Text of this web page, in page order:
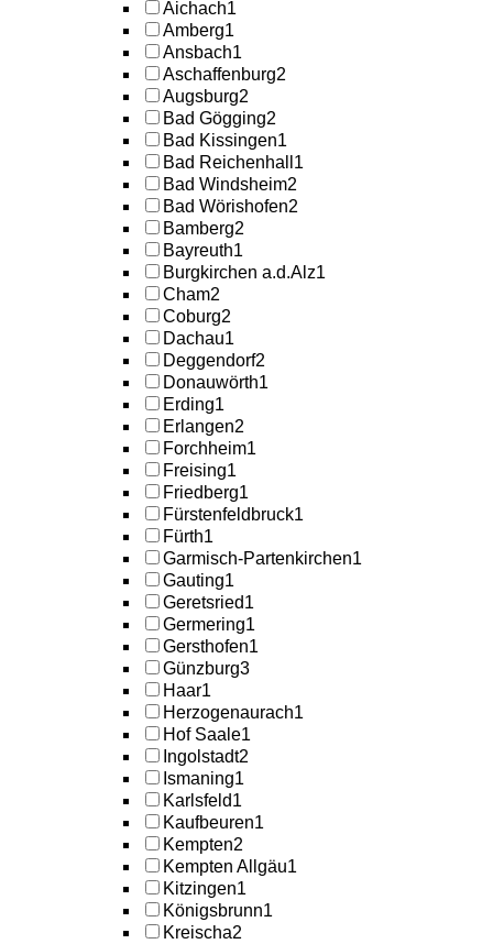
Aichach1
Amberg1
Ansbach1
Aschaffenburg2
Augsburg2
Bad Gögging2
Bad Kissingen1
Bad Reichenhall 1
Bad Windsheim2
Bad Wörishofen2
Bamberg2
Bayreuth1
Burgkirchen a.d.Alz1
Cham2
Coburg2
Dachau1
Deggendorf2
Donauwörth1
Erding1
Erlangen2
Forchheim1
Freising1
Friedberg1
Fürstenfeldbruck1
Fürth1
Garmisch-Partenkirchen1
Gauting1
Geretsried1
Germering1
Gersthofen1
Günzburg3
Haar1
Herzogenaurach1
Hof Saale1
Ingolstadt2
Ismaning1
Karlsfeld1
Kaufbeuren1
Kempten2
Kempten Allgäu1
Kitzingen1
Königsbrunn1
Kreischa2